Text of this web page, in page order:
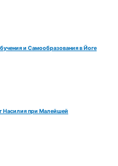
и Самообразования в Йоге
Насилия при Малейшей